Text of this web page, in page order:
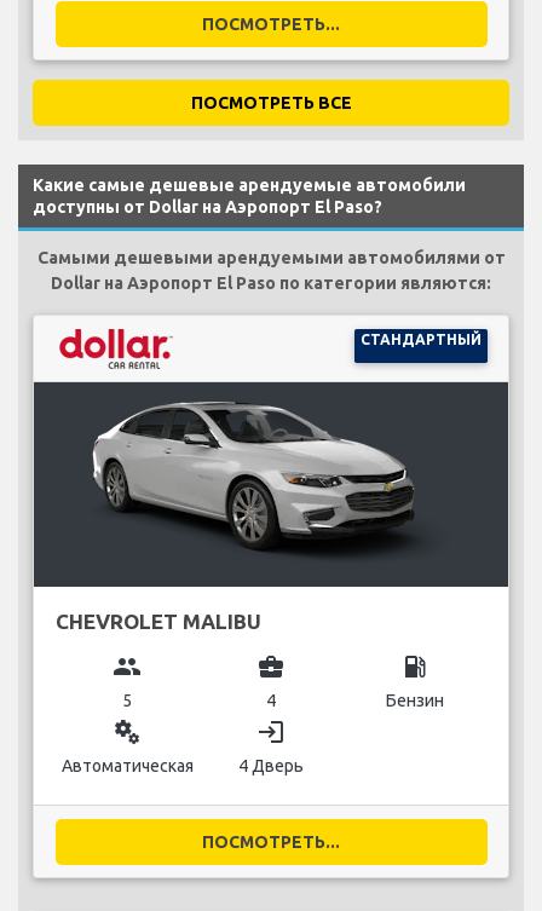
ПОСМОТРЕТЬ...
ПОСМОТРЕТЬ ВСЕ
Какие самые дешевые арендуемые автомобили
доступны от Dollar на Аэропорт El Paso?
Самыми дешевыми арендуемыми автомобилями от
Dollar на Аэропорт El Paso по категории являются:
СТАНДАРТНЫЙ
CHEVROLET MALIBU
group
5
business_center
4
local_gas_station
Бензин
miscellaneous_services
Автоматическая
login
4 Дверь
ПОСМОТРЕТЬ...